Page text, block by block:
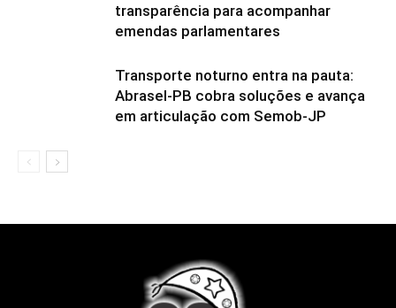
transparência para acompanhar
emendas parlamentares
Transporte noturno entra na pauta:
Abrasel-PB cobra soluções e avança
em articulação com Semob-JP